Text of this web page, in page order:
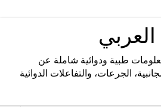
العربي
طبية ودوائية شاملة عن
الجرعات، والتفاعلات الدوائية